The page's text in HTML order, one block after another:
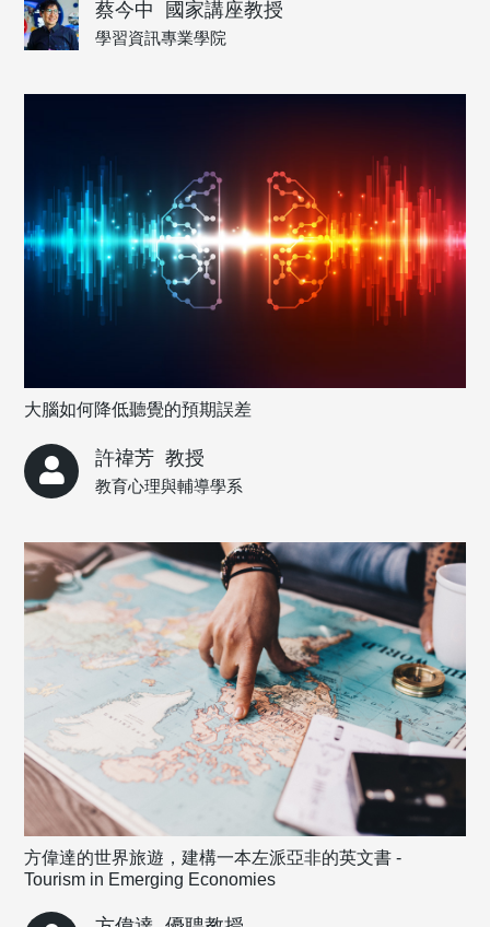
蔡今中 國家講座教授
學習資訊專業學院
大腦如何降低聽覺的預期誤差
許禕芳 教授
教育心理與輔導學系
方偉達的世界旅遊，建構一本左派亞非的英文書 -
Tourism in Emerging Economies